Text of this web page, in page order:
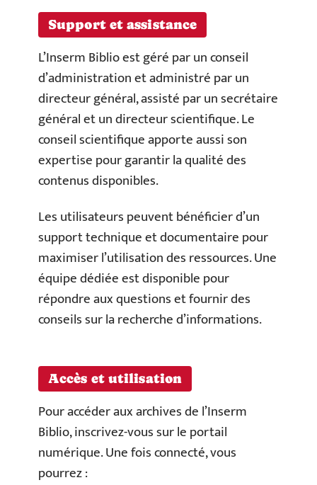
Support et assistance
L’Inserm Biblio est géré par un conseil
d’administration et administré par un
directeur général, assisté par un secrétaire
général et un directeur scientifique. Le
conseil scientifique apporte aussi son
expertise pour garantir la qualité des
contenus disponibles.
Les utilisateurs peuvent bénéficier d’un
support technique et documentaire pour
maximiser l’utilisation des ressources. Une
équipe dédiée est disponible pour
répondre aux questions et fournir des
conseils sur la recherche d’informations.
Accès et utilisation
Pour accéder aux archives de l’Inserm
Biblio, inscrivez-vous sur le portail
numérique. Une fois connecté, vous
pourrez :